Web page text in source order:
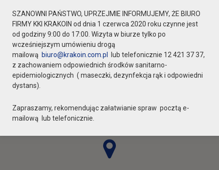
SZANOWNI PAŃSTWO, UPRZEJMIE INFORMUJEMY, ŻE BIURO
FIRMY KKI KRAKOIN od dnia 1 czerwca 2020 roku czynne jest
od godziny 9:00 do 17:00. Wizyta w biurze tylko po
wcześniejszym umówieniu drogą
mailową biuro@krakoin.com.pl
lub telefonicznie 12 421 37 37,
z zachowaniem odpowiednich środków sanitarno-
epidemiologicznych ( maseczki, dezynfekcja rąk i odpowiedni
dystans).
Zapraszamy, rekomendując załatwianie spraw pocztą e-
mailową lub telefonicznie.